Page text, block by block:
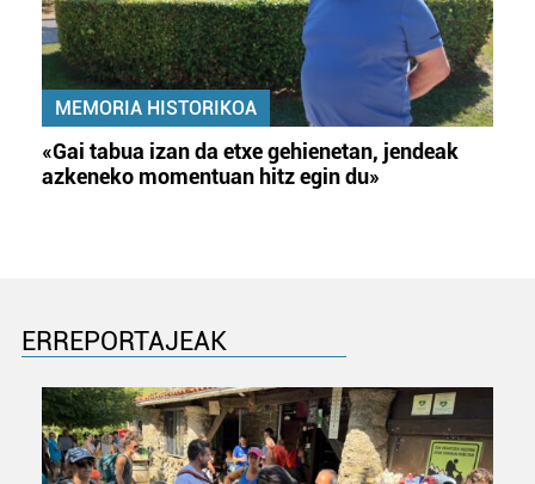
MEMORIA HISTORIKOA
«Gai tabua izan da etxe gehienetan, jendeak
azkeneko momentuan hitz egin du»
ERREPORTAJEAK